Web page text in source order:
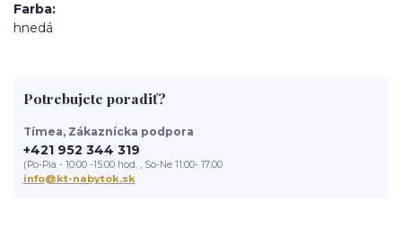
Farba
hnedá
Potrebujete poradiť?
Tímea, Zákaznícka podpora
+421 952 344 319
(Po-Pia - 10:00 -15:00 hod. , So-Ne 11:00- 17:00
info@kt-nabytok.sk